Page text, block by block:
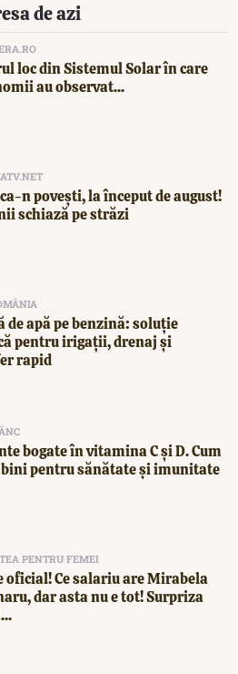
de azi
loc din Sistemul Solar în care
au observat...
n povești, la început de august!
schiază pe străzi
de apă pe benzină: soluție
pentru irigații, drenaj și
rapid
bogate în vitamina C și D. Cum
pentru sănătate și imunitate
PENTRU FEMEI
oficial! Ce salariu are Mirabela
dar asta nu e tot! Surpriza